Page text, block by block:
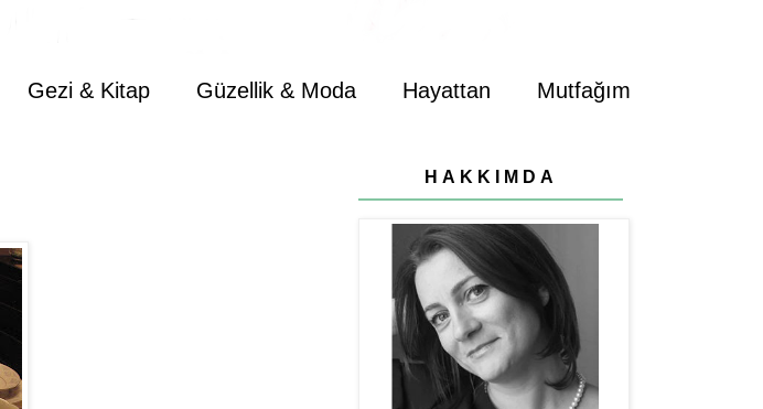
Gezi & Kitap Güzellik & Moda Hayattan Mutfağım
HAKKIMDA